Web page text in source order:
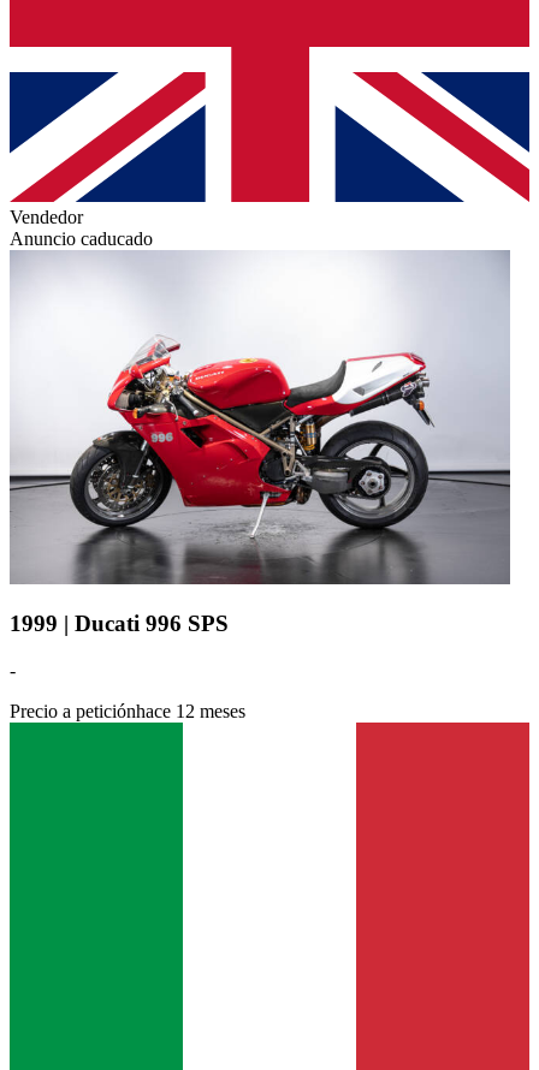
Vendedor
Anuncio caducado
1999 | Ducati 996 SPS
-
Precio a peticiónhace 12 meses